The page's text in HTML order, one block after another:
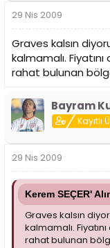
29 Nis 2009
Graves kalsın
kalmamalı.
rahat bulunan
Bayram
Kayıtlı
29 Nis 2009
Kerem SEÇER'
Graves kalsın
kalmamalı.
rahat bulunan